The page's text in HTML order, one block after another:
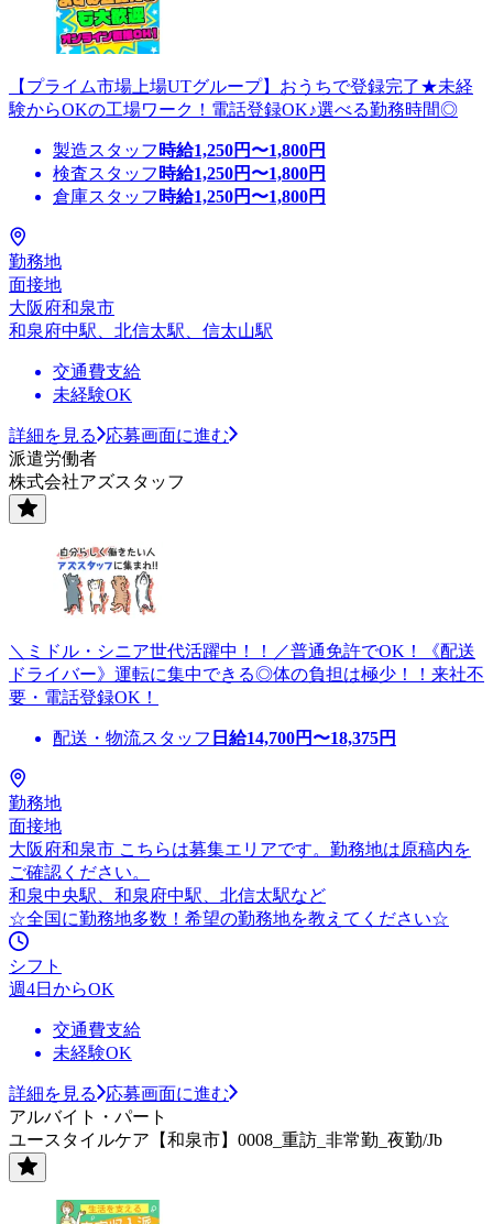
【プライム市場上場UTグループ】おうちで登録完了★未経
験からOKの工場ワーク！電話登録OK♪選べる勤務時間◎
製造スタッフ 時給1,250円〜1,800円
検査スタッフ 時給1,250円〜1,800円
倉庫スタッフ 時給1,250円〜1,800円
勤務地
面接地
大阪府和泉市
和泉府中駅、北信太駅、信太山駅
交通費支給
未経験OK
詳細を見る
応募画面に進む
派遣労働者
株式会社アズスタッフ
＼ミドル・シニア世代活躍中！！／普通免許でOK！《配送
ドライバー》運転に集中できる◎体の負担は極少！！来社不
要・電話登録OK！
配送・物流スタッフ 日給14,700円〜18,375円
勤務地
面接地
大阪府和泉市 こちらは募集エリアです。勤務地は原稿内を
ご確認ください。
和泉中央駅、和泉府中駅、北信太駅など
☆全国に勤務地多数！希望の勤務地を教えてください☆
シフト
週4日からOK
交通費支給
未経験OK
詳細を見る
応募画面に進む
アルバイト・パート
ユースタイルケア【和泉市】0008_重訪_非常勤_夜勤/Jb